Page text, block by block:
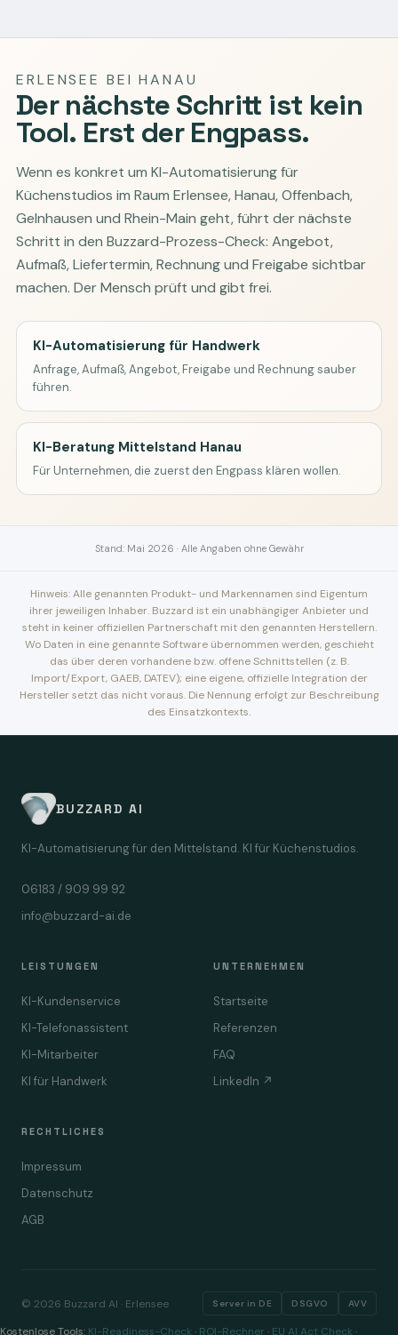
ERLENSEE BEI HANAU
Der nächste Schritt ist kein
Tool. Erst der Engpass.
Wenn es konkret um KI-Automatisierung für
Küchenstudios im Raum Erlensee, Hanau, Offenbach,
Gelnhausen und Rhein-Main geht, führt der nächste
Schritt in den Buzzard-Prozess-Check: Angebot,
Aufmaß, Liefertermin, Rechnung und Freigabe sichtbar
machen. Der Mensch prüft und gibt frei.
KI-Automatisierung für Handwerk
Anfrage, Aufmaß, Angebot, Freigabe und Rechnung sauber
führen.
KI-Beratung Mittelstand Hanau
Für Unternehmen, die zuerst den Engpass klären wollen.
Stand: Mai 2026 · Alle Angaben ohne Gewähr
Hinweis: Alle genannten Produkt- und Markennamen sind Eigentum
ihrer jeweiligen Inhaber. Buzzard ist ein unabhängiger Anbieter und
steht in keiner offiziellen Partnerschaft mit den genannten Herstellern.
Wo Daten in eine genannte Software übernommen werden, geschieht
das über deren vorhandene bzw. offene Schnittstellen (z. B.
Import/Export, GAEB, DATEV); eine eigene, offizielle Integration der
Hersteller setzt das nicht voraus. Die Nennung erfolgt zur Beschreibung
des Einsatzkontexts.
BUZZARD AI
KI-Automatisierung für den Mittelstand. KI für Küchenstudios.
06183 / 909 99 92
info@buzzard-ai.de
LEISTUNGEN
KI-Kundenservice
KI-Telefonassistent
KI-Mitarbeiter
KI für Handwerk
UNTERNEHMEN
Startseite
Referenzen
FAQ
LinkedIn ↗
RECHTLICHES
Impressum
Datenschutz
AGB
© 2026 Buzzard AI · Erlensee Server in DE DSGVO AVV
Kostenlose Tools: KI-Readiness-Check· ROI-Rechner · EU AI Act Check·